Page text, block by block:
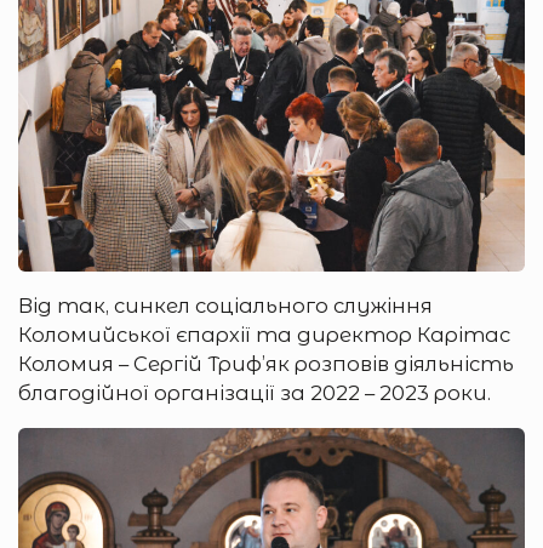
Від так, синкел соціального служіння
Коломийської єпархії та директор Карітас
Коломия – Сергій Триф’як розповів діяльність
благодійної організації за 2022 – 2023 роки.